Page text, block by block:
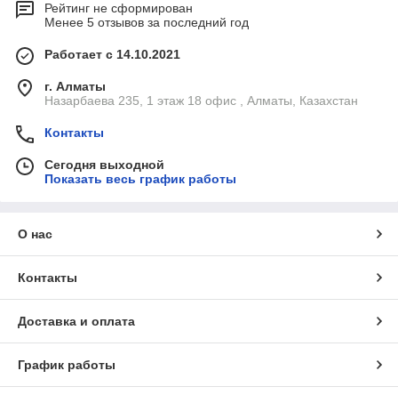
Рейтинг не сформирован
Менее 5 отзывов за последний год
Работает с 14.10.2021
г. Алматы
Назарбаева 235, 1 этаж 18 офис , Алматы, Казахстан
Контакты
Сегодня выходной
Показать весь график работы
О нас
Контакты
Доставка и оплата
График работы